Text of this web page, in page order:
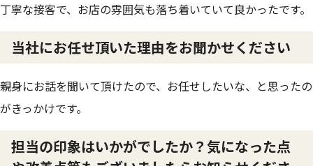
丁寧な接客で、お店の雰囲気も落ち着いていて良かったです。
当社にお任せ頂いた理由をお聞かせください
親身にお話を聞いて頂けたので、お任せしたいな、と思ったの
がきっかけです。
担当の印象はいかがでしたか？気になった点